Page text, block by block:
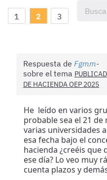
1 2 3
Respuesta de Fgmm
sobre el tema
DE HACIENDA OEP 2025
He leído en varios
probable sea el 21 de
varias universidades
esa fecha bajo el
hacienda ¿creéis
ese día? Lo veo muy
cuenta plazos y